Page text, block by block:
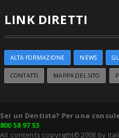
LINK DIRETTI
ALTA FORMAZIONE NEWS
CONTATTI MAPPA DEL SITO
Sei un Dentista? Per una
800 58 97 53
All contents copyright© 2008 by